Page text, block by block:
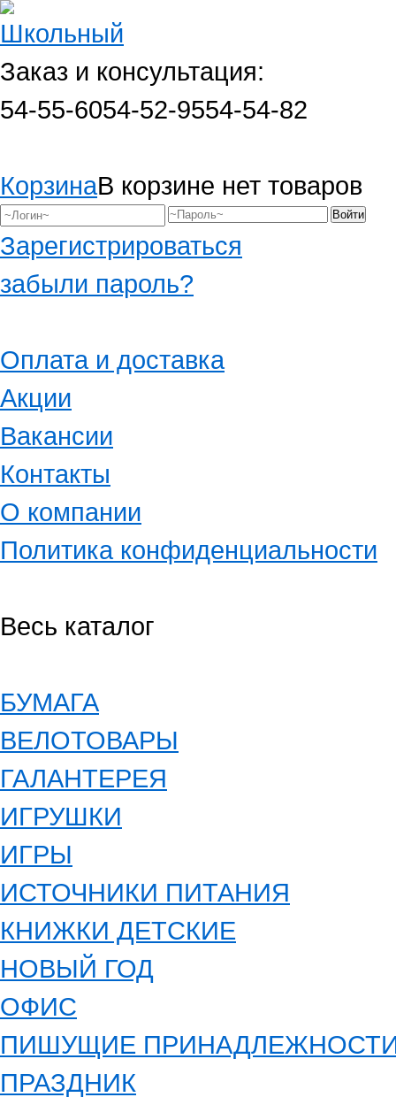
Заказ и консультация:
54-55-6054-52-9554-54-82
КорзинаВ корзине нет товаров
Зарегистрироваться
забыли пароль?
Оплата и доставка
Акции
Вакансии
Контакты
О компании
Политика конфиденциальности
Весь каталог
БУМАГА
ВЕЛОТОВАРЫ
ГАЛАНТЕРЕЯ
ИГРУШКИ
ИГРЫ
ИСТОЧНИКИ ПИТАНИЯ
КНИЖКИ ДЕТСКИЕ
НОВЫЙ ГОД
ОФИС
ПИШУЩИЕ
ПРАЗДНИК